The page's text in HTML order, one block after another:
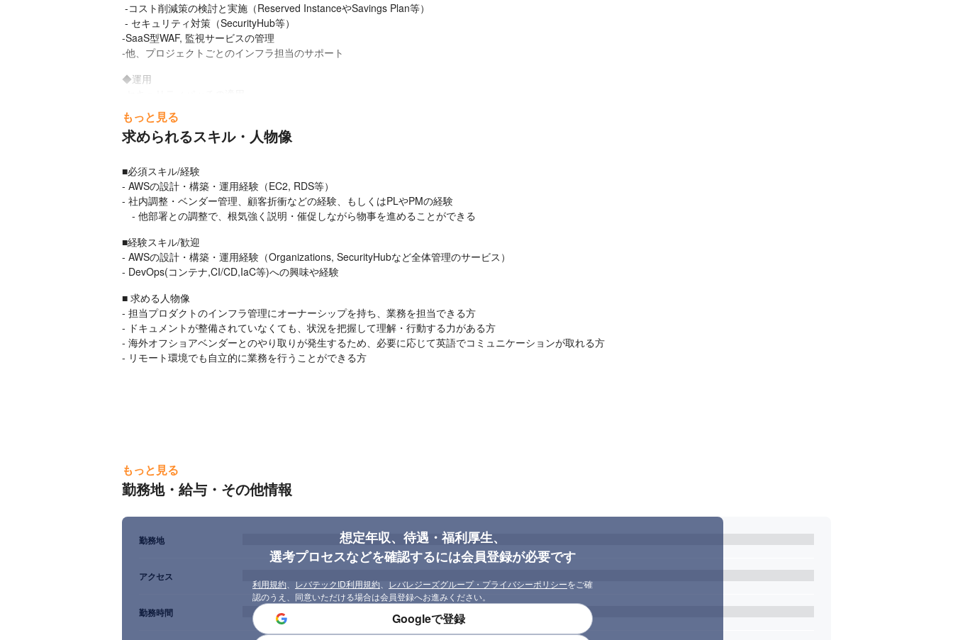
-SaaS型WAF, 監視サービスの管理
-他、プロジェクトごとのインフラ担当のサポート
◆運用
-OSやミドルウェアのバージョンアップ対応
-障害時のオンコール対応や事後の障害調査
-本番環境へのリリース作業
◆構築・改善
-新規インフラ環境の設計・構築
-インフラ構成の改善計画の策定やハンズオンでの変更の実施
-ドキュメンテーション
-開発環境や検証環境などの環境整備
-インフラコスト削減
-デプロイ環境の整備
-コスト最適化
-セキュリティ対策
-監視強化(監視サービスの移行・導入等)
【3年後、5年後のキャリアパス】
もっと見る
求められるスキル・人物像
■必須スキル/経験
- AWSの設計・構築・運用経験（EC2, RDS等）
- 社内調整・ベンダー管理、顧客折衝などの経験、もしくはPLやPMの経験
- 他部署との調整で、根気強く説明・催促しながら物事を進めることができる
■経験スキル/歓迎
- AWSの設計・構築・運用経験（Organizations, SecurityHubなど全体管理のサービス）
- DevOps(コンテナ,CI/CD,IaC等)への興味や経験
■ 求める人物像
- 担当プロダクトのインフラ管理にオーナーシップを持ち、業務を担当できる方
- ドキュメントが整備されていなくても、状況を把握して理解・行動する力がある方
- 海外オフショアベンダーとのやり取りが発生するため、必要に応じて英語でコミュニケーションが取れる方
- リモート環境でも自立的に業務を行うことができる方
もっと見る
勤務地・給与・その他情報
想定年収、待遇・福利厚生、
選考プロセスなどを確認するには会員登録が必要です
利用規約 レバテックID利用規約 レバレジーズグループ・プライバシーポリシーをご確
認のうえ、同意いただける場合は会員登録へお進みください。
Googleで登録
勤務地
アクセス
勤務時間